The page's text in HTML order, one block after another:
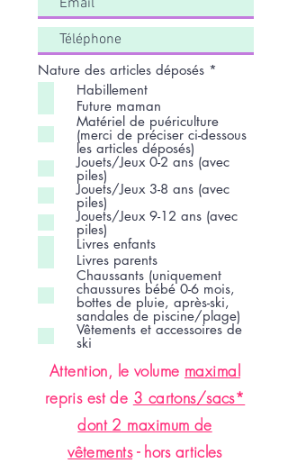
Nature des articles déposés *
g
a
o
r
Habillement
Future maman
Matériel de puériculture
(merci de préciser ci-dessous
les articles déposés)
Jouets/Jeux 0-2 ans (avec
piles)
Jouets/Jeux 3-8 ans (avec
piles)
Jouets/Jeux 9-12 ans (avec
piles)
Livres enfants
Livres parents
Chaussants (uniquement
chaussures bébé 0-6 mois,
bottes de pluie, après-ski,
sandales de piscine/plage)
Vêtements et accessoires de
ski
Attention, le volume maximal
repris est de 3 cartons/sacs*
dont 2 maximum de
vêtements- hors articles